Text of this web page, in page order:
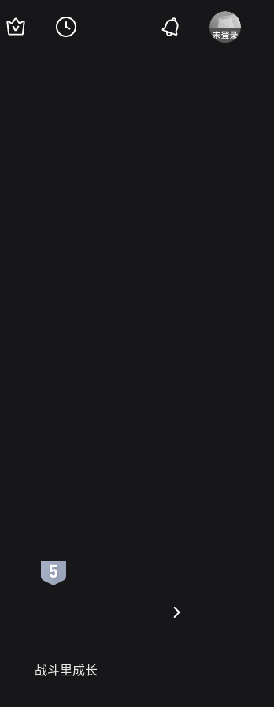
战斗里成长